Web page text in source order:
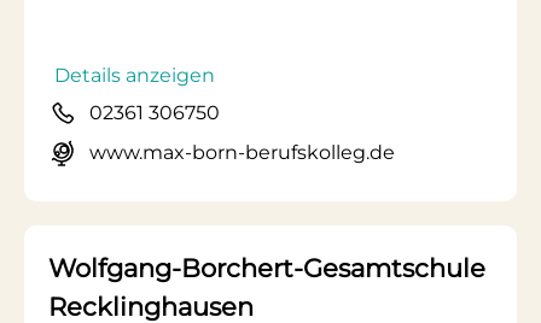
Details anzeigen
02361 306750
www.max-born-berufskolleg.de
Wolfgang-Borchert-Gesamtschule
Recklinghausen